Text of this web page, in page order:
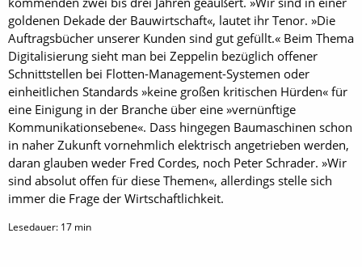
goldenen Dekade der Bauwirtschaft«, lautet ihr Tenor. »Die
Auftragsbücher unserer Kunden sind gut gefüllt.« Beim Thema
Digitalisierung sieht man bei Zeppelin bezüglich offener
Schnittstellen bei Flotten-Management-Systemen oder
einheitlichen Standards »keine großen kritischen Hürden« für
eine Einigung in der Branche über eine »vernünftige
Kommunikationsebene«. Dass hingegen Baumaschinen schon
in naher Zukunft vornehmlich elektrisch angetrieben werden,
daran glauben weder Fred Cordes, noch Peter Schrader. »Wir
sind absolut offen für diese Themen«, allerdings stelle sich
immer die Frage der Wirtschaftlichkeit.
Lesedauer: 17 min